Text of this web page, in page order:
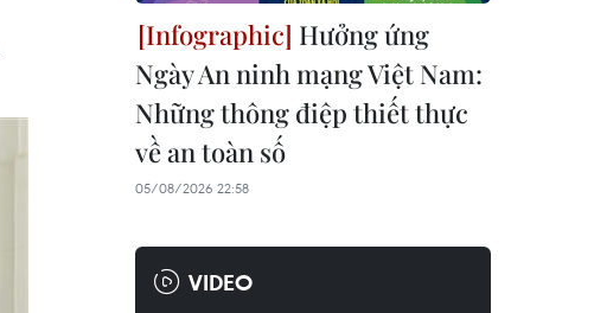
Hưởng ứng
Ngày An ninh mạng Việt Nam:
Những thông điệp thiết thực
về an toàn số
05/08/2026 22:58
VIDEO